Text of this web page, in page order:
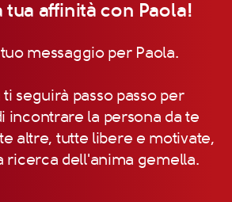
tua affinità con Paola!
messaggio per Paola.
ti seguirà passo passo per
incontrare la persona da te
altre, tutte libere e motivate,
ricerca dell'anima gemella.